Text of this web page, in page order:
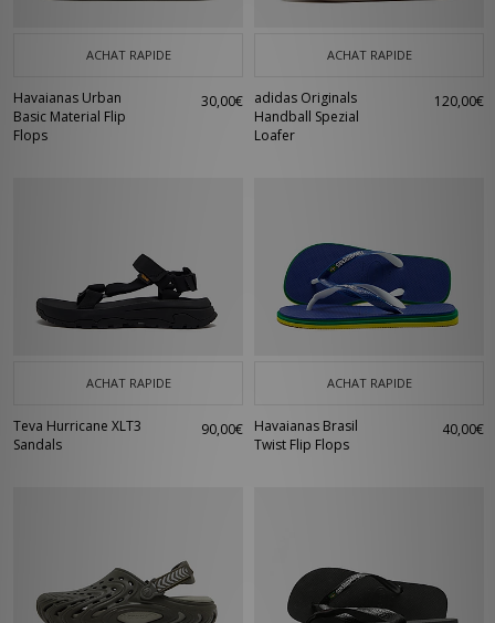
ACHAT RAPIDE
Havaianas Urban
Basic Material Flip
Flops
30,00€
ACHAT RAPIDE
adidas Originals
Handball Spezial
Loafer
120,00€
ACHAT RAPIDE
Teva Hurricane XLT3
Sandals
90,00€
ACHAT RAPIDE
Havaianas Brasil
Twist Flip Flops
40,00€